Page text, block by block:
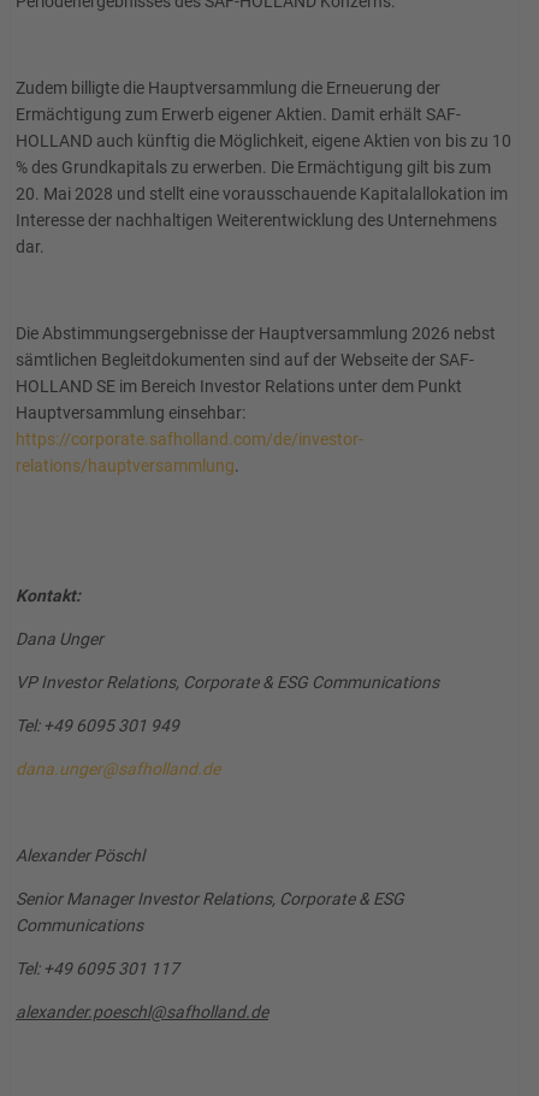
Zudem billigte die Hauptversammlung die Erneuerung der
Ermächtigung zum Erwerb eigener Aktien. Damit erhält SAF-
HOLLAND auch künftig die Möglichkeit, eigene Aktien von bis zu 10
% des Grundkapitals zu erwerben. Die Ermächtigung gilt bis zum
20. Mai 2028 und stellt eine vorausschauende Kapitalallokation im
Interesse der nachhaltigen Weiterentwicklung des Unternehmens
dar.
Die Abstimmungsergebnisse der Hauptversammlung 2026 nebst
sämtlichen Begleitdokumenten sind auf der Webseite der SAF-
HOLLAND SE im Bereich Investor Relations unter dem Punkt
Hauptversammlung einsehbar:
https://corporate.safholland.com/de/investor-
relations/hauptversammlung.
Kontakt:
Dana Unger
VP Investor Relations, Corporate & ESG Communications
Tel: +49 6095 301 949
dana.unger@safholland.de
Alexander Pöschl
Senior Manager Investor Relations, Corporate & ESG
Communications
Tel: +49 6095 301 117
alexander.poeschl@safholland.de